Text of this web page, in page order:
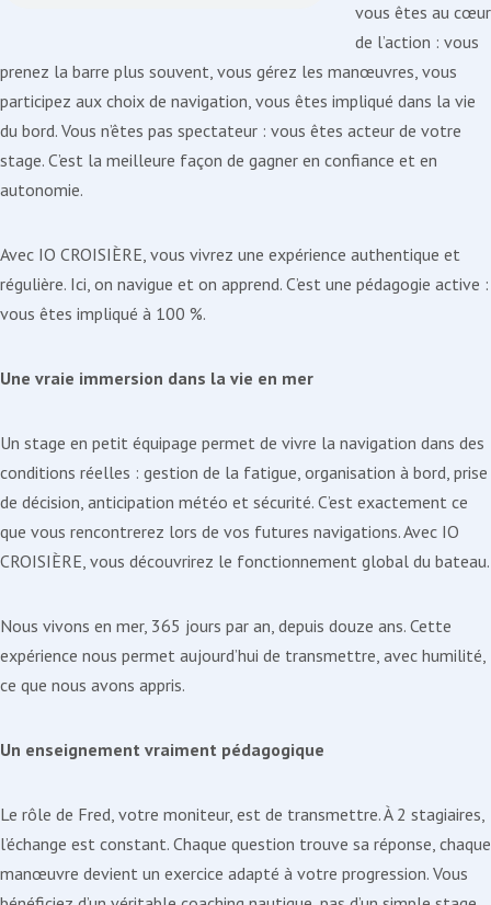
vous êtes au cœur
de l’action : vous
prenez la barre plus souvent, vous gérez les manœuvres, vous
participez aux choix de navigation, vous êtes impliqué dans la vie
du bord. Vous n’êtes pas spectateur : vous êtes acteur de votre
stage. C’est la meilleure façon de gagner en confiance et en
autonomie.
Avec IO CROISIÈRE, vous vivrez une expérience authentique et
régulière. Ici, on navigue et on apprend. C’est une pédagogie active :
vous êtes impliqué à 100 %.
Une vraie immersion dans la vie en mer
Un stage en petit équipage permet de vivre la navigation dans des
conditions réelles : gestion de la fatigue, organisation à bord, prise
de décision, anticipation météo et sécurité. C’est exactement ce
que vous rencontrerez lors de vos futures navigations. Avec IO
CROISIÈRE, vous découvrirez le fonctionnement global du bateau.
Nous vivons en mer, 365 jours par an, depuis douze ans. Cette
expérience nous permet aujourd’hui de transmettre, avec humilité,
ce que nous avons appris.
Un enseignement vraiment pédagogique
Le rôle de Fred, votre moniteur, est de transmettre. À 2 stagiaires,
l’échange est constant. Chaque question trouve sa réponse, chaque
manœuvre devient un exercice adapté à votre progression. Vous